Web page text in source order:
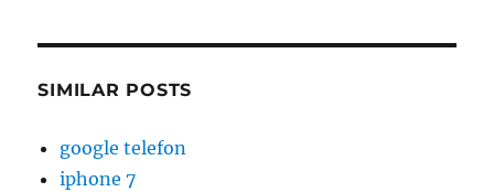
SIMILAR POSTS
google telefon
iphone 7